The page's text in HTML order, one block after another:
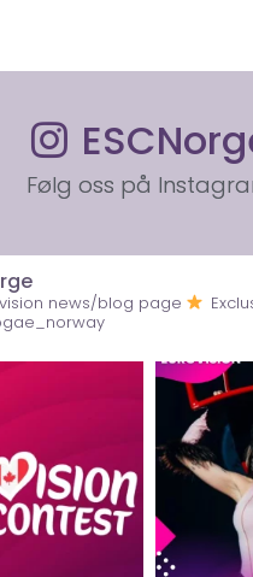
Følg oss på
news/blog page